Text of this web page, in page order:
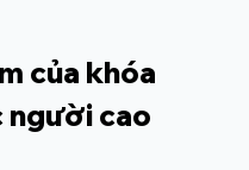
của khóa
người cao